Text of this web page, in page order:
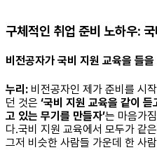
구체적인 취업 준비 노하우:
비전공자가 국비 지원 교육을 들
누리: 비전공자인 제가 준비를 시
던 것은 ‘국비 지원 교육을 같이
고 있는 무기를 만들자’는 마음가
다.국비 지원 교육에서 모두가 같
그저 비슷한 사람들 가운데 한 사